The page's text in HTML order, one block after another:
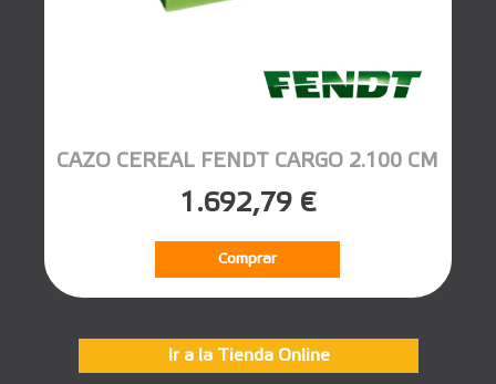
CAZO CEREAL FENDT CARGO 2.100 CM
1.692,79 €
Comprar
Ir a la Tienda Online